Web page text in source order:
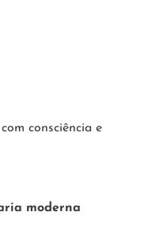
consciência e
moderna